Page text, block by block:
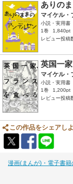
ありの
マイケル・
小説・実用書
1巻
1,840pt
レビュー投稿
英国一
マイケル・
小説・実用書
1巻
1,200pt
レビュー投稿
この作品をシェアし
漫画(まんが)・電子書